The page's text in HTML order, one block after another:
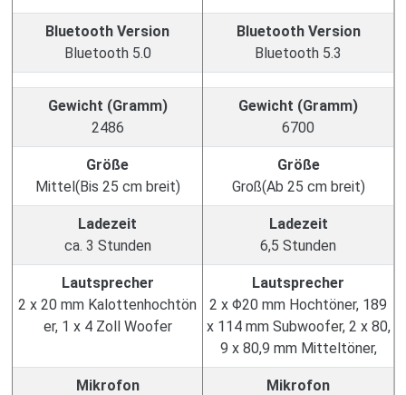
Bluetooth Version
Bluetooth 5.0
Bluetooth Version
Bluetooth 5.3
Gewicht (Gramm)
2486
Gewicht (Gramm)
6700
Größe
Mittel(Bis 25 cm breit)
Größe
Groß(Ab 25 cm breit)
Ladezeit
ca. 3 Stunden
Ladezeit
6,5 Stunden
Lautsprecher
2 x 20 mm Kalottenhochtön
er, 1 x 4 Zoll Woofer
Lautsprecher
2 x Φ20 mm Hochtöner, 189
x 114 mm Subwoofer, 2 x 80,
9 x 80,9 mm Mitteltöner,
Mikrofon
Mikrofon